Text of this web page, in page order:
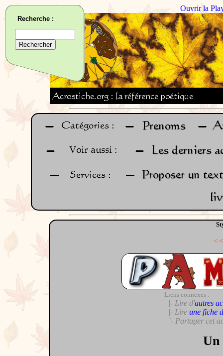
Ouvrir la
Liens connexes :
|- Lire d'autres
|- Lire une fiche
`- Partager cet
Un
Recherche :